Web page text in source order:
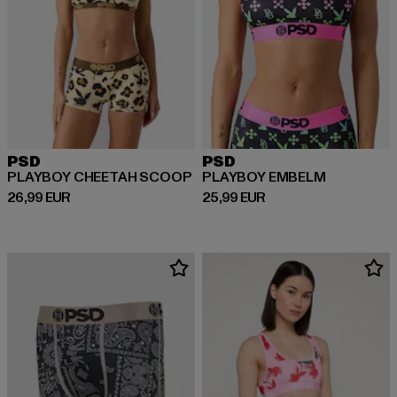
PSD
PLAYBOY CHEETAH SCOOP
26,99 EUR
Derzeitiger Preis: 26,99 EUR
PSD
PLAYBOY EMBELM
25,99 EUR
Derzeitiger Preis: 25,99 EUR